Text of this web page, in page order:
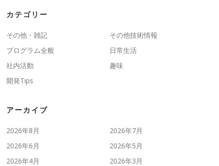
カテゴリー
その他・雑記
その他技術情報
プログラム全般
日常生活
社内活動
趣味
開発Tips
アーカイブ
2026年8月
2026年7月
2026年6月
2026年5月
2026年4月
2026年3月